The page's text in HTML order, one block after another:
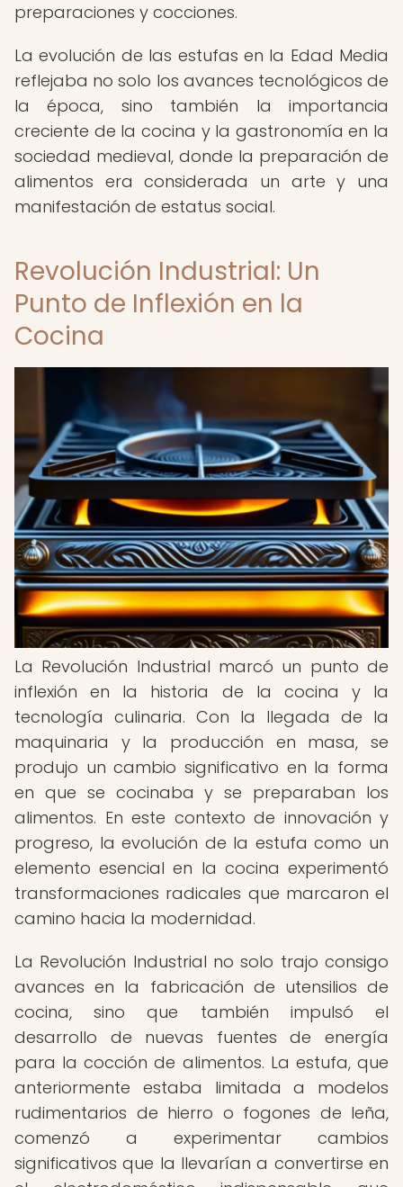
preparaciones y cocciones.
La evolución de las estufas en la Edad Media
reflejaba no solo los avances tecnológicos de
la época, sino también la importancia
creciente de la cocina y la gastronomía en la
sociedad medieval, donde la preparación de
alimentos era considerada un arte y una
manifestación de estatus social.
Revolución Industrial: Un
Punto de Inflexión en la
Cocina
La Revolución Industrial marcó un punto de
inflexión en la historia de la cocina y la
tecnología culinaria. Con la llegada de la
maquinaria y la producción en masa, se
produjo un cambio significativo en la forma
en que se cocinaba y se preparaban los
alimentos. En este contexto de innovación y
progreso, la evolución de la estufa como un
elemento esencial en la cocina experimentó
transformaciones radicales que marcaron el
camino hacia la modernidad.
La Revolución Industrial no solo trajo consigo
avances en la fabricación de utensilios de
cocina, sino que también impulsó el
desarrollo de nuevas fuentes de energía
para la cocción de alimentos. La estufa, que
anteriormente estaba limitada a modelos
rudimentarios de hierro o fogones de leña,
comenzó a experimentar cambios
significativos que la llevarían a convertirse en